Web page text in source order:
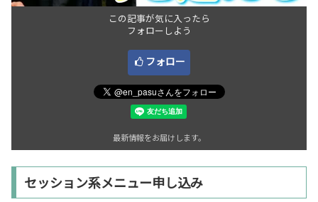
この記事が気に入ったら
フォローしよう
フォロー
最新情報をお届けします。
セッション系メニュー申し込み